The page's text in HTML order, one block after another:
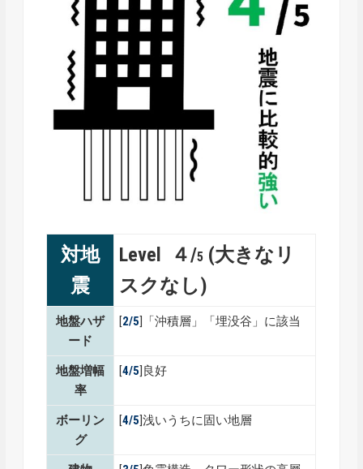
対地
震
Level ４/5 (大きなリ
スクなし)
地盤ハザ
ード
[2/5]「沖積層」「埋没谷」に該当
地盤増幅
率
[4/5]良好
ボーリン
グ
[4/5]浅いうちに固い地層